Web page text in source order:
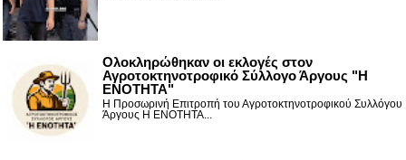
Ολοκληρώθηκαν οι εκλογές στον
Αγροτοκτηνοτροφικό Σύλλογο Άργους "Η
ΕΝΟΤΗΤΑ"
Η Προσωρινή Επιτροπή του Αγροτοκτηνοτροφικού Συλλόγου
Άργους Η ΕΝΟΤΗΤΑ...